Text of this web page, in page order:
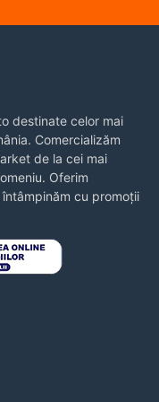
destinate celor mai
Comercializăm
de la cei mai
Oferim
cu promoții